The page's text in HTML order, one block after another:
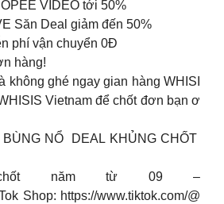
VIDEO tới 50%
Săn Deal giảm đến 50%
phí vận chuyển 0Đ
hàng!
không ghé ngay gian hàng WHISI
Vietnam để chốt đơn bạn ơ
BÙNG NỔ DEAL KHỦNG CHỐT
năm từ 09 –
Shop: https://www.tiktok.com/@